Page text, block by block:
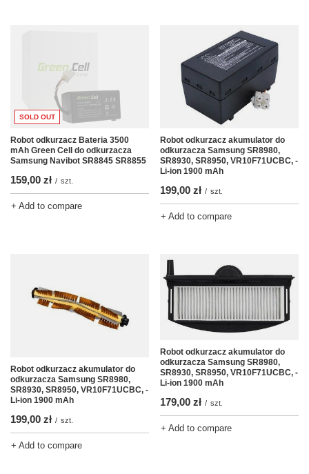
SOLD OUT
Robot odkurzacz Bateria 3500
mAh Green Cell do odkurzacza
Samsung Navibot SR8845 SR8855
159,00 zł / szt.
+ Add to compare
Robot odkurzacz akumulator do
odkurzacza Samsung SR8980,
SR8930, SR8950, VR10F71UCBC, -
Li-ion 1900 mAh
199,00 zł / szt.
+ Add to compare
Robot odkurzacz akumulator do
odkurzacza Samsung SR8980,
SR8930, SR8950, VR10F71UCBC, -
Li-ion 1900 mAh
199,00 zł / szt.
+ Add to compare
Robot odkurzacz akumulator do
odkurzacza Samsung SR8980,
SR8930, SR8950, VR10F71UCBC, -
Li-ion 1900 mAh
179,00 zł / szt.
+ Add to compare